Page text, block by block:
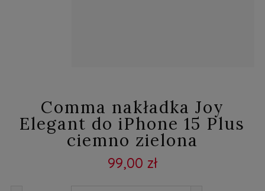
Comma nakładka Joy
Elegant do iPhone 15 Plus
ciemno zielona
99,00 zł